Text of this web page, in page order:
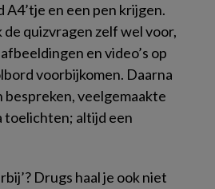
A4’tje en een pen krijgen.
de quizvragen zelf wel voor,
en video’s op
voorbijkomen. Daarna
bespreken, veelgemaakte
altijd een
Drugs haal je ook niet